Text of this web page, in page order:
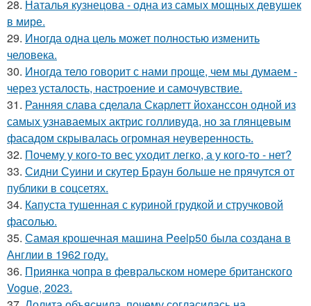
28. Наталья кузнецова - одна из самых мощных девушек
в мире.
29. Иногда одна цель может полностью изменить
человека.
30. Иногда тело говорит с нами проще, чем мы думаем -
через усталость, настроение и самочувствие.
31. Ранняя слава сделала Скарлетт йоханссон одной из
самых узнаваемых актрис голливуда, но за глянцевым
фасадом скрывалась огромная неуверенность.
32. Почему у кого-то вес уходит легко, а у кого-то - нет?
33. Сидни Суини и скутер Браун больше не прячутся от
публики в соцсетях.
34. Капуста тушенная с куриной грудкой и стручковой
фасолью.
35. Самая крошечная машинa Peelp50 была созданa в
Англии в 1962 году.
36. Приянка чопра в февральском номере британского
Vogue, 2023.